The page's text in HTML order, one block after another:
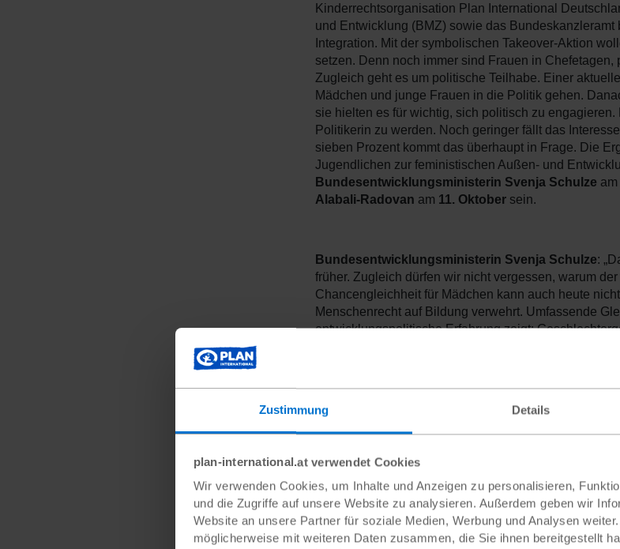
Zustimmung Details
plan-international.at verwendet Cookies
Wir verwenden Cookies, um Inhalte und Anzeigen zu personalisieren,
und die Zugriffe auf unsere Website zu analysieren. Außerdem geben wir
Website an unsere Partner für soziale Medien, Werbung und Analysen
möglicherweise mit weiteren Daten zusammen, die Sie ihnen bereitgestellt
Kinderrechtsorganisation Plan International
und Entwicklung (BMZ) sowie das
Integration. Mit der symbolischen Takeover-Aktion
setzen. Denn noch immer sind Frauen in
Zugleich geht es um politische Teilhabe. Einer
Mädchen und junge Frauen in die Politik gehen.
sie hielten es für wichtig, sich politisch zu
Politikerin zu werden. Noch geringer fällt das
sieben Prozent kommt das überhaupt in Frage. Die
Jugendlichen zur feministischen Außen- und
Bundesentwicklungsministerin Svenja Schulze am
Alabali-Radovan am 11. Oktober sein.
Bundesentwicklungsministerin Svenja Schulze:
früher. Zugleich dürfen wir nicht vergessen, warum
Chancengleichheit für Mädchen kann auch heute
Menschenrecht auf Bildung verwehrt. Umfassende
entwicklungspolitische Erfahrung zeigt:
Gesellschaft und nachhaltige Entwicklung. Die
gefallen Aktionen wie der Takeover sehr. Ich habe
Ungeduld der Betroffenen verstehen kann. Mir
überkommene Strukturen aufbrechen und
bewusst den Schwerpunkt feministische
alle Menschen gleichberechtigt am sozialen,
Henrike Resch, Mitglied des Jugendbeirates von
engagiert, zum Takeover im BMZ: „Der Takeover
Politik mitzudenken. Wir können und wollen eine
Feministischen Entwicklungspolitik einnehmen.